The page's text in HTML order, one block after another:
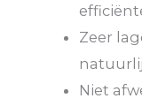
Zeer
Niet